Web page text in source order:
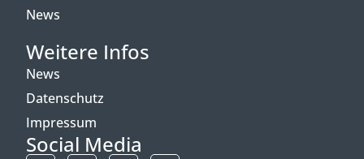
News
Weitere Infos
News
Datenschutz
Impressum
Social Media